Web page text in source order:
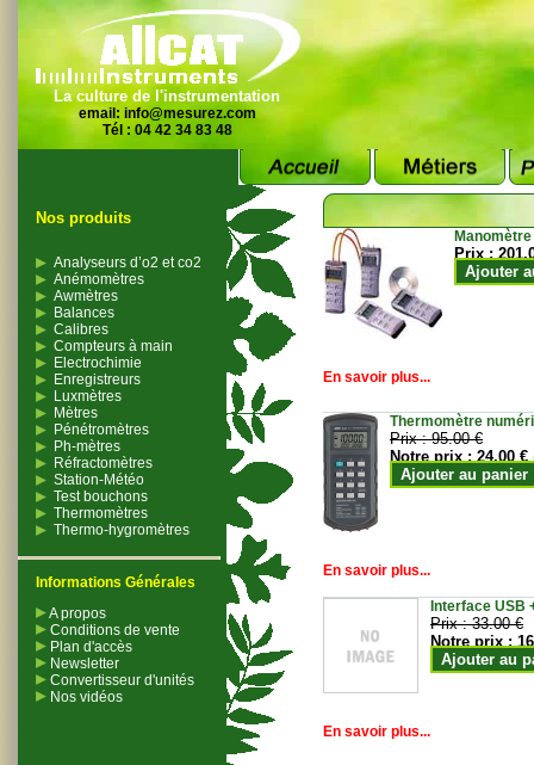
La culture de l'instrumentation
email: info@mesurez.com
Tél : 04 42 34 83 48
Nos produits
Analyseurs d’o2 et co2
Anémomètres
Awmètres
Balances
Calibres
Compteurs à main
Electrochimie
Enregistreurs
Luxmètres
Mètres
Pénétromètres
Ph-mètres
Réfractomètres
Station-Météo
Test bouchons
Thermomètres
Thermo-hygromètres
Informations Générales
A propos
Conditions de vente
Plan d'accès
Newsletter
Convertisseur d'unités
Nos vidéos
Prix :
Ajouter
En savoir plus...
Thermomètre
Prix :95.00 €
Notre prix :24.00 €
Ajouter au panier
En savoir plus...
Interface USB
Prix :33.00 €
Notre prix :
Ajouter au
En savoir plus...